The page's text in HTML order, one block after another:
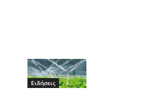
Ειδήσεις